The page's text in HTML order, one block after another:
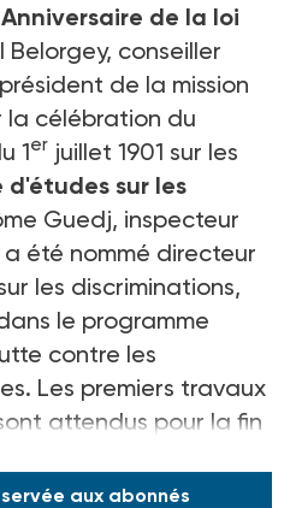
Anniversaire de la loi
conseiller
de la mission
la célébration du
1er juillet 1901 sur les
d'études sur les
Guedj, inspecteur
été nommé directeur
les discriminations,
le programme
contre les
Les premiers travaux
attendus pour la fin
aux abonnés